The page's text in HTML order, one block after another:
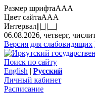
Размер шрифтаAAA
Цвет сайтаAAA
Интервал|||_||__|
06.08.2026, четверг,
Версия для слабовидящих
Поиск по сайту
English | Русский
Личный кабинет
Расписание